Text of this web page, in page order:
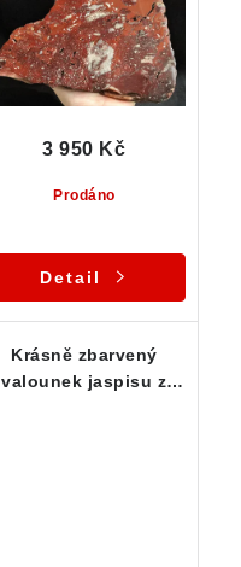
Prodáno
3 950 Kč
Detail
Krásně zbarvený
valounek jaspisu z